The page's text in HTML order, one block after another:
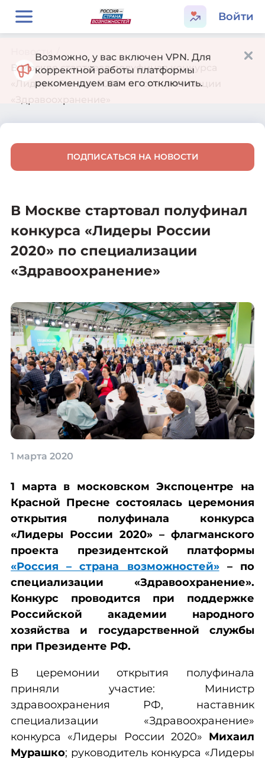
Войти
Новости
В Москве стартовал полуфинал конкурса
«Лидеры России 2020» по специализации
ПОДПИСАТЬСЯ НА НОВОСТИ
В Москве стартовал полуфинал
конкурса «Лидеры России
2020» по специализации
«Здравоохранение»
1 марта 2020
1 марта в московском Экспоцентре на
Красной Пресне состоялась церемония
открытия полуфинала конкурса
«Лидеры России 2020» – флагманского
проекта президентской платформы
«Россия – страна возможностей»– по
специализации «Здравоохранение».
Конкурс проводится при поддержке
Российской академии народного
хозяйства и государственной службы
при Президенте РФ.
В церемонии открытия полуфинала
приняли участие: Министр
здравоохранения РФ, наставник
специализации «Здравоохранение»
конкурса «Лидеры России 2020» Михаил
Мурашко; руководитель конкурса «Лидеры
Возможно, у вас включен VPN. Для
корректной работы платформы
рекомендуем вам его отключить.